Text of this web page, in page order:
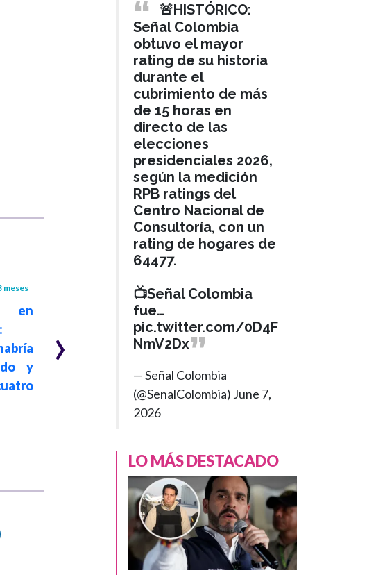
meses
en
y
ANTIOQUIA
Hace 3 meses
Medellín:
sancocho
murales, teatro y
música en la XI
Fiesta de la
›
🚨HISTÓRICO:
Señal Colombia
obtuvo el mayor
rating de su historia
durante el
cubrimiento de más
de 15 horas en
directo de las
elecciones
presidenciales 2026,
según la medición
RPB ratings del
Centro Nacional de
Consultoría, con un
rating de hogares de
64477.
📺Señal Colombia
fue…
pic.twitter.com/0D4F
NmV2Dx
— Señal Colombia
(@SenalColombia) June 7,
2026
LO MÁS DESTACADO